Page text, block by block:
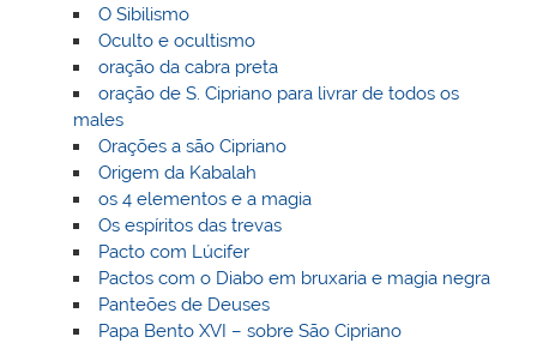
O Sibilismo
Oculto e ocultismo
oração da cabra preta
oração de S. Cipriano para livrar de todos os
males
Orações a são Cipriano
Origem da Kabalah
os 4 elementos e a magia
Os espíritos das trevas
Pacto com Lúcifer
Pactos com o Diabo em bruxaria e magia negra
Panteões de Deuses
Papa Bento XVI – sobre São Cipriano